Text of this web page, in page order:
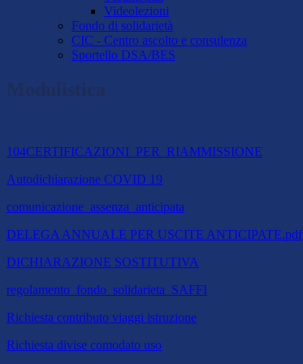
Videolezioni
Fondo di solidarietà
CIC - Centro ascolto e consulenza
Sportello DSA/BES
Modulistica
104CERTIFICAZIONI_PER_RIAMMISSIONE
Autodichiarazione COVID 19
comunicazione_assenza_anticipata
DELEGA ANNUALE PER USCITE ANTICIPATE.pdf
DICHIARAZIONE SOSTITUTIVA
regolamento_fondo_solidarieta_SAFFI
Richiesta contributo viaggi istruzione
Richiesta divise comodato uso